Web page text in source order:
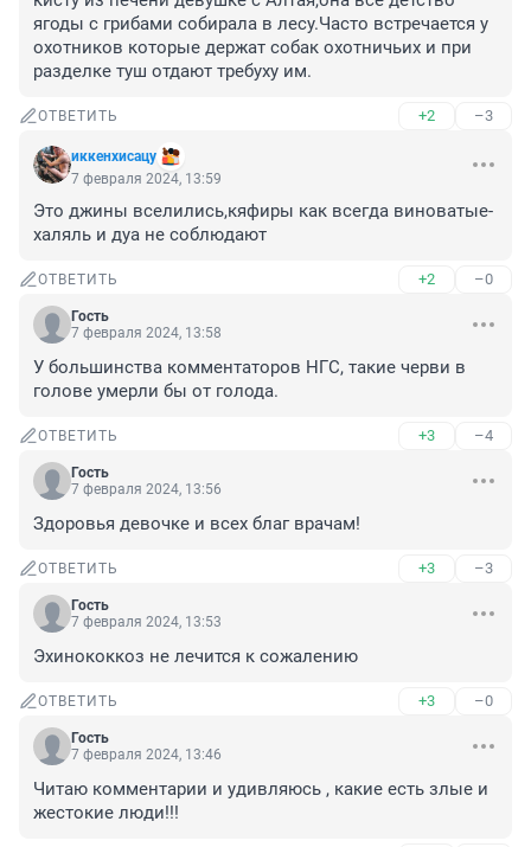
ягоды с грибами собирала в лесу.Часто встречается у
охотников которые держат собак охотничьих и при
разделке туш отдают требуху им.
ОТВЕТИТЬ +2 –3
иккенхисацу
7 февраля 2024, 13:59
Это джины вселились,кяфиры как всегда виноватые-
халяль и дуа не соблюдают
ОТВЕТИТЬ +2 –0
Гость
7 февраля 2024, 13:58
У большинства комментаторов НГС, такие черви в
голове умерли бы от голода.
ОТВЕТИТЬ +3 –4
Гость
7 февраля 2024, 13:56
Здоровья девочке и всех благ врачам!
ОТВЕТИТЬ +3 –3
Гость
7 февраля 2024, 13:53
Эхинококкоз не лечится к сожалению
ОТВЕТИТЬ +3 –0
Гость
7 февраля 2024, 13:46
Читаю комментарии и удивляюсь , какие есть злые и
жестокие люди!!!